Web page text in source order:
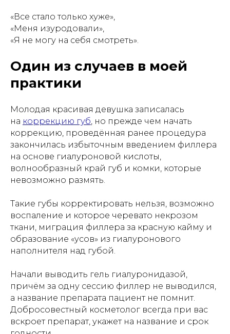
«Все стало только хуже»,
«Меня изуродовали»,
«Я не могу на себя смотреть».
Один из случаев в моей
практики
Молодая красивая девушка записалась
на коррекцию губ, но прежде чем начать
коррекцию, проведённая ранее процедура
закончилась избыточным введением филлера
на основе гиалуроновой кислоты,
волнообразный край губ и комки, которые
невозможно размять.
Такие губы корректировать нельзя, возможно
воспаление и которое черевато некрозом
ткани, миграция филлера за красную кайму и
образование «усов» из гиалуронового
наполнителя над губой.
Начали выводить гель гиалуронидазой,
причём за одну сессию филлер не выводился,
а название препарата пациент не помнит.
Добросовестный косметолог всегда при вас
вскроет препарат, укажет на название и срок